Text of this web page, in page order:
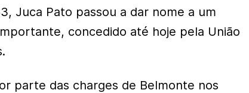
Juca Pato passou a dar nome a um
concedido até hoje pela União
parte das charges de Belmonte nos